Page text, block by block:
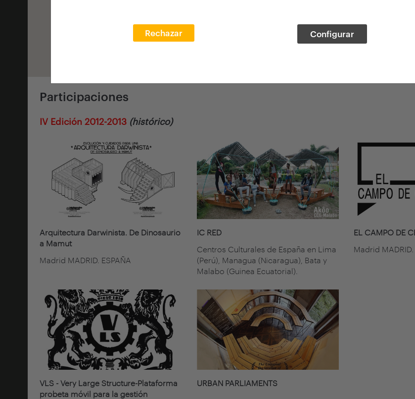
Rechazar Configurar
Participaciones
IV Edición 2012-2013 (histórico)
Arquitectura Darwinista. De Dinosaurio
a Mamut
Madrid MADRID. ESPAÑA
IC RED
Centros Culturales de España en Lima
(Perú), Managua (Nicaragua), Bata y
Malabo (Guinea Ecuatorial).
EL CAMPO DE
Madrid MADRID.
VLS - Very Large Structure-Plataforma
probeta móvil para la gestión
URBAN PARLIAMENTS